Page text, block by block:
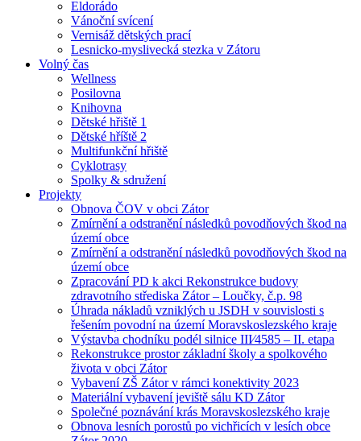
Eldorádo
Vánoční svícení
Vernisáž dětských prací
Lesnicko-myslivecká stezka v Zátoru
Volný čas
Wellness
Posilovna
Knihovna
Dětské hřiště 1
Dětské hříště 2
Multifunkční hřiště
Cyklotrasy
Spolky & sdružení
Projekty
Obnova ČOV v obci Zátor
Zmírnění a odstranění následků povodňových škod na
území obce
Zmírnění a odstranění následků povodňových škod na
území obce
Zpracování PD k akci Rekonstrukce budovy
zdravotního střediska Zátor – Loučky, č.p. 98
Úhrada nákladů vzniklých u JSDH v souvislosti s
řešením povodní na území Moravskoslezského kraje
Výstavba chodníku podél silnice III⁄4585 – II. etapa
Rekonstrukce prostor základní školy a spolkového
života v obci Zátor
Vybavení ZŠ Zátor v rámci konektivity 2023
Materiální vybavení jeviště sálu KD Zátor
Společné poznávání krás Moravskoslezského kraje
Obnova lesních porostů po vichřicích v lesích obce